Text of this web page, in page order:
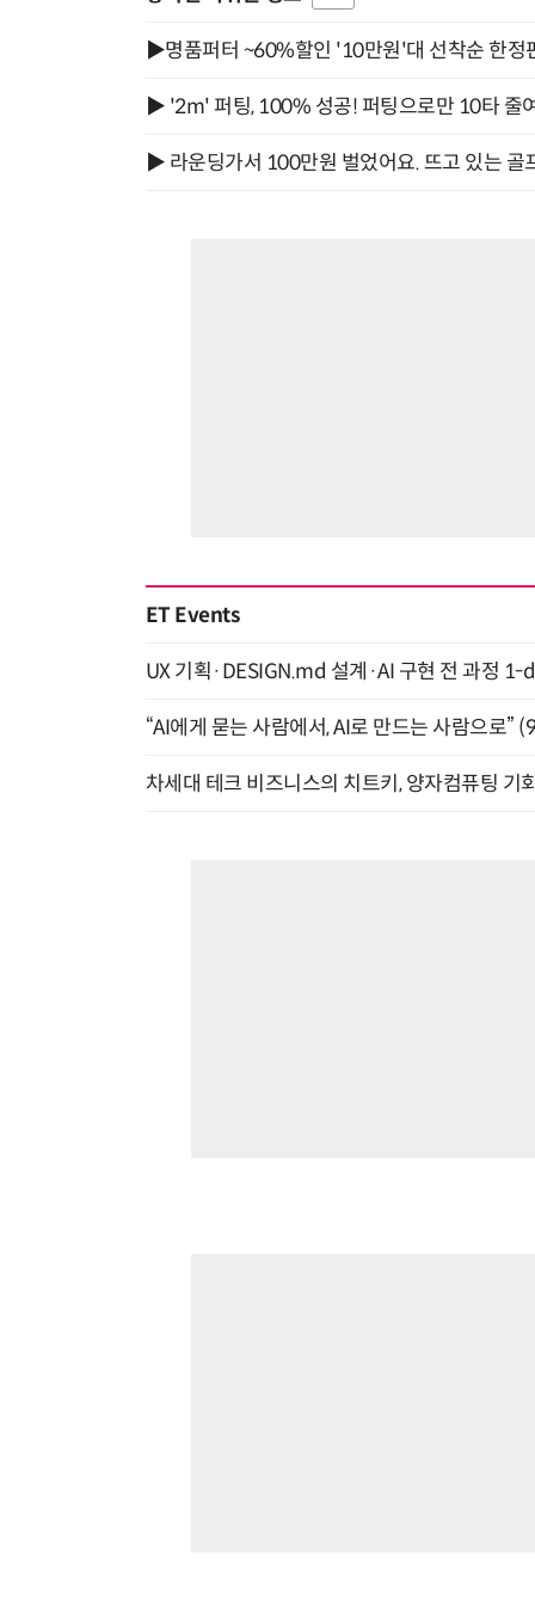
▶명품퍼터 ~60%할인 '10만원'대 선착순 한정
▶ '2m' 퍼팅, 100% 성공! 퍼팅으로만 10타 줄
▶ 라운딩가서 100만원 벌었어요. 뜨고 있는 골
ET Events
UX 기획·DESIGN.md 설계·AI 구현 전 과정
“AI에게 묻는 사람에서, AI로 만드는 사람으로”
차세대 테크 비즈니스의 치트키, 양자컴퓨팅